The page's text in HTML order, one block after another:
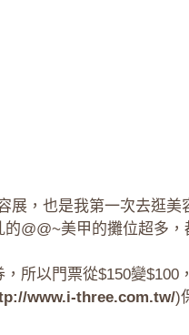
展，也是我第一次去逛
@@~美甲的攤位超多
所以門票從$150變$100
www.i-three.com.tw/)